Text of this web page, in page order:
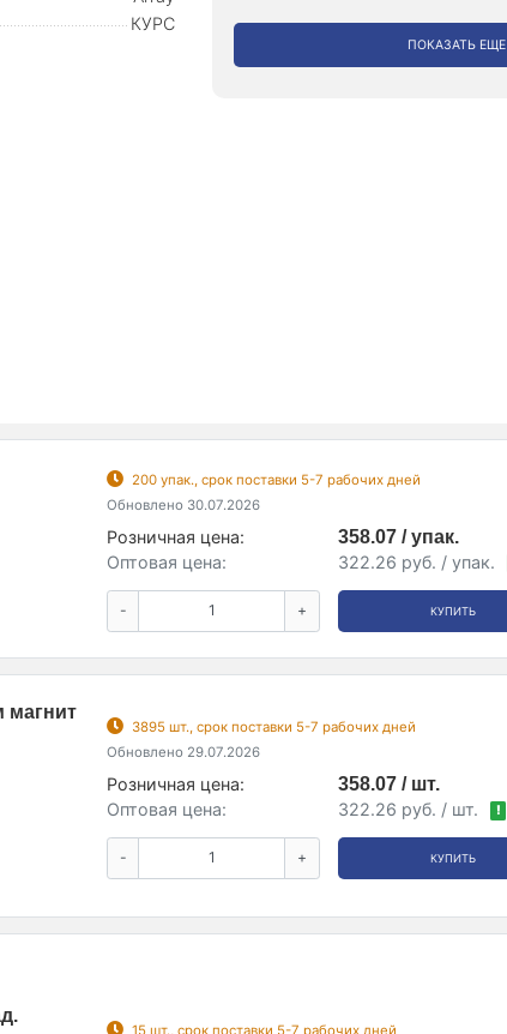
ПОКАЗАТЬ ЕЩЕ
КУРС
200 упак., срок поставки 5-7 рабочих дней
Обновлено 30.07.2026
Розничная цена:
358.07 / упак.
Оптовая цена:
322.26 руб. / упак.
- + КУПИТЬ
магнит
3895 шт., срок поставки 5-7 рабочих дней
Обновлено 29.07.2026
Розничная цена:
358.07 / шт.
Оптовая цена:
322.26 руб. / шт. !
- + КУПИТЬ
15 шт., срок поставки 5-7 рабочих дней